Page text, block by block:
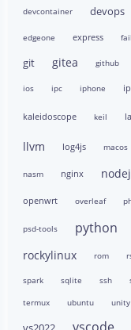
devcontainer devops
edgeone express
git gitea github
ios ipc iphone
kaleidoscope keil
llvm log4js macos
nasm nginx
openwrt overleaf
psd-tools python
rockylinux rom
spark sqlite ssh
termux
ubuntu unity